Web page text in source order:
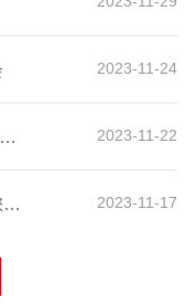
2023-11-24
感恩节特惠 | 欧雅健康家居为您送上诚挚的感谢与独家折扣！ 2023-11-22
感恩节特别活动：欧雅健康家居邀您体验科技舒适，赢取专属好礼！ 2023-11-17